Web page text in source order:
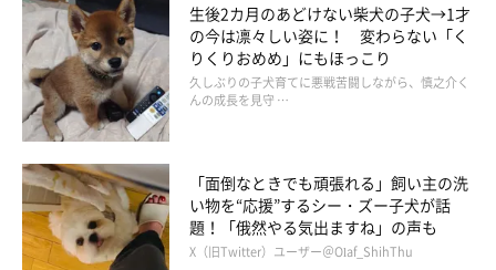
笑顔が可愛いカキちゃん
@i_am_a_oyster
勇敢な姿を見せていたカキちゃんは、「超」がつくほどの内弁慶
な性格。家の中や知っている人の前ではかなりのヤンチャっぷり
なりおとなしくなるのだとか。
そんなカキちゃんの様子を見た人からは、「こんなにおとなしい
生後2カ月のあどけない柴犬の子犬→1才
の今は凛々しい姿に！ 変わらない「く
りくりおめめ」にもほっこり
久しぶりの子犬育てに悪戦苦闘しながら、慎之介く
んの成長を見守 …
「面倒なときでも頑張れる」飼い主の洗
い物を“応援”するシー・ズー子犬が話
題！「俄然やる気出ますね」の声も
X（旧Twitter）ユーザー＠Olaf_ShihThu